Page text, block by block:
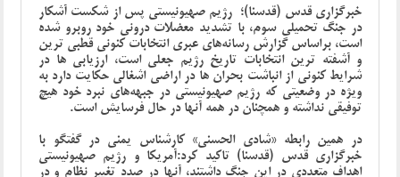
خبرگزاری قدس (قدسنا)؛ رژیم صهیونیستی پس‌ از شکست آشکار
در جنگ تحمیلی سوم، با تشدید معضلات درونی خود روبرو شده
است، براساس گزارش رسانه‌های عبری انتخابات کنونی قطبی ترین
و آشفته ترین انتخابات تاریخ رژیم جعلی است، ارزیابی ها در
شرایط کنونی از انباشت بحران ها در اراضی اشغالی حکایت دارد به
ویژه در وضعیتی که رژیم صهیونیستی در جبهه‌های نبرد خود هیچ
توفیقی نداشته و همچنان در همه آنها در حال فرسایش است.
در همین رابطه «شادی الحسنی» کارشناس یمنیدر گفتگو با
خبرگزاری قدس (قدسنا) تاکید کرد:آمریکا و رژیم صهیونیستی
اهداف متعددی در این جنگ داشتند، آنها در صدد تغییر نظام و در